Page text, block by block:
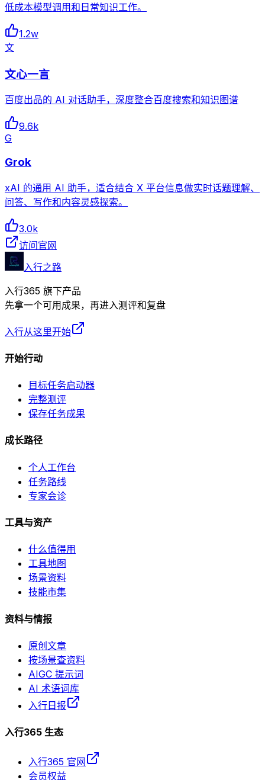
低成本模型调用和日常知识工作。
1.2w
文
文心一言
百度出品的 AI 对话助手，深度整合百度搜索和知识图谱
9.6k
G
Grok
xAI 的通用 AI 助手，适合结合 X 平台信息做实时话题理解、
问答、写作和内容灵感探索。
3.0k
访问官网
入行之路
入行365 旗下产品
先拿一个可用成果，再进入测评和复盘
入行从这里开始
开始行动
目标任务启动器
完整测评
保存任务成果
成长路径
个人工作台
任务路线
专家会诊
工具与资产
什么值得用
工具地图
场景资料
技能市集
资料与情报
原创文章
按场景查资料
AIGC 提示词
AI 术语词库
入行日报
入行365 生态
入行365 官网
会员权益